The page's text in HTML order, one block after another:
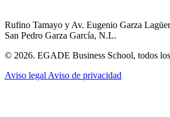
Rufino Tamayo y Av. Eugenio Garza
San Pedro Garza García, N.L.
© 2026. EGADE Business School, todos los
Aviso legal Aviso de privacidad